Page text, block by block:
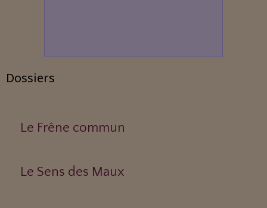
Dossiers
Le Frêne commun
Le Sens des Maux